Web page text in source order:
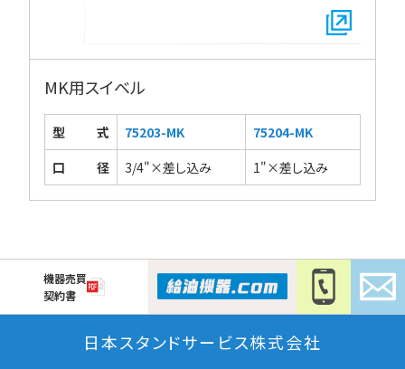
MK用スイベル
型式 75203-MK
75204-MK
口径
3/4"×差し込み 1"×差し込み
機器売買
契約書
日本スタンドサービス株式会社